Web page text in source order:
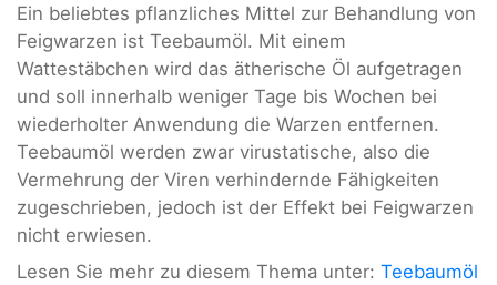
Ein beliebtes pflanzliches Mittel zur Behandlung von
Feigwarzen ist Teebaumöl. Mit einem
Wattestäbchen wird das ätherische Öl aufgetragen
und soll innerhalb weniger Tage bis Wochen bei
wiederholter Anwendung die Warzen entfernen.
Teebaumöl werden zwar virustatische, also die
Vermehrung der Viren verhindernde Fähigkeiten
zugeschrieben, jedoch ist der Effekt bei Feigwarzen
nicht erwiesen.
Lesen Sie mehr zu diesem Thema unter: Teebaumöl